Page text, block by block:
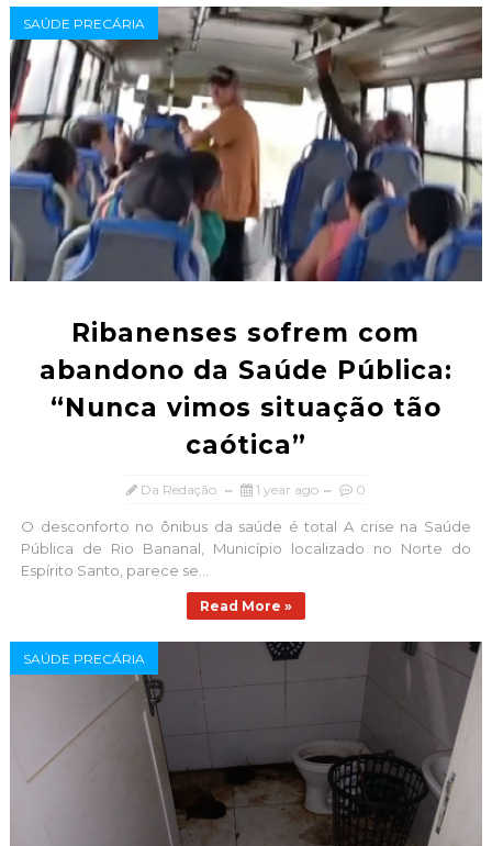
SAÚDE PRECÁRIA
Ribanenses sofrem com
abandono da Saúde Pública:
“Nunca vimos situação tão
caótica”
Da Redação 1 year ago 0
O desconforto no ônibus da saúde é total A crise na Saúde
Pública de Rio Bananal, Município localizado no Norte do
Espírito Santo, parece se...
Read More »
SAÚDE PRECÁRIA